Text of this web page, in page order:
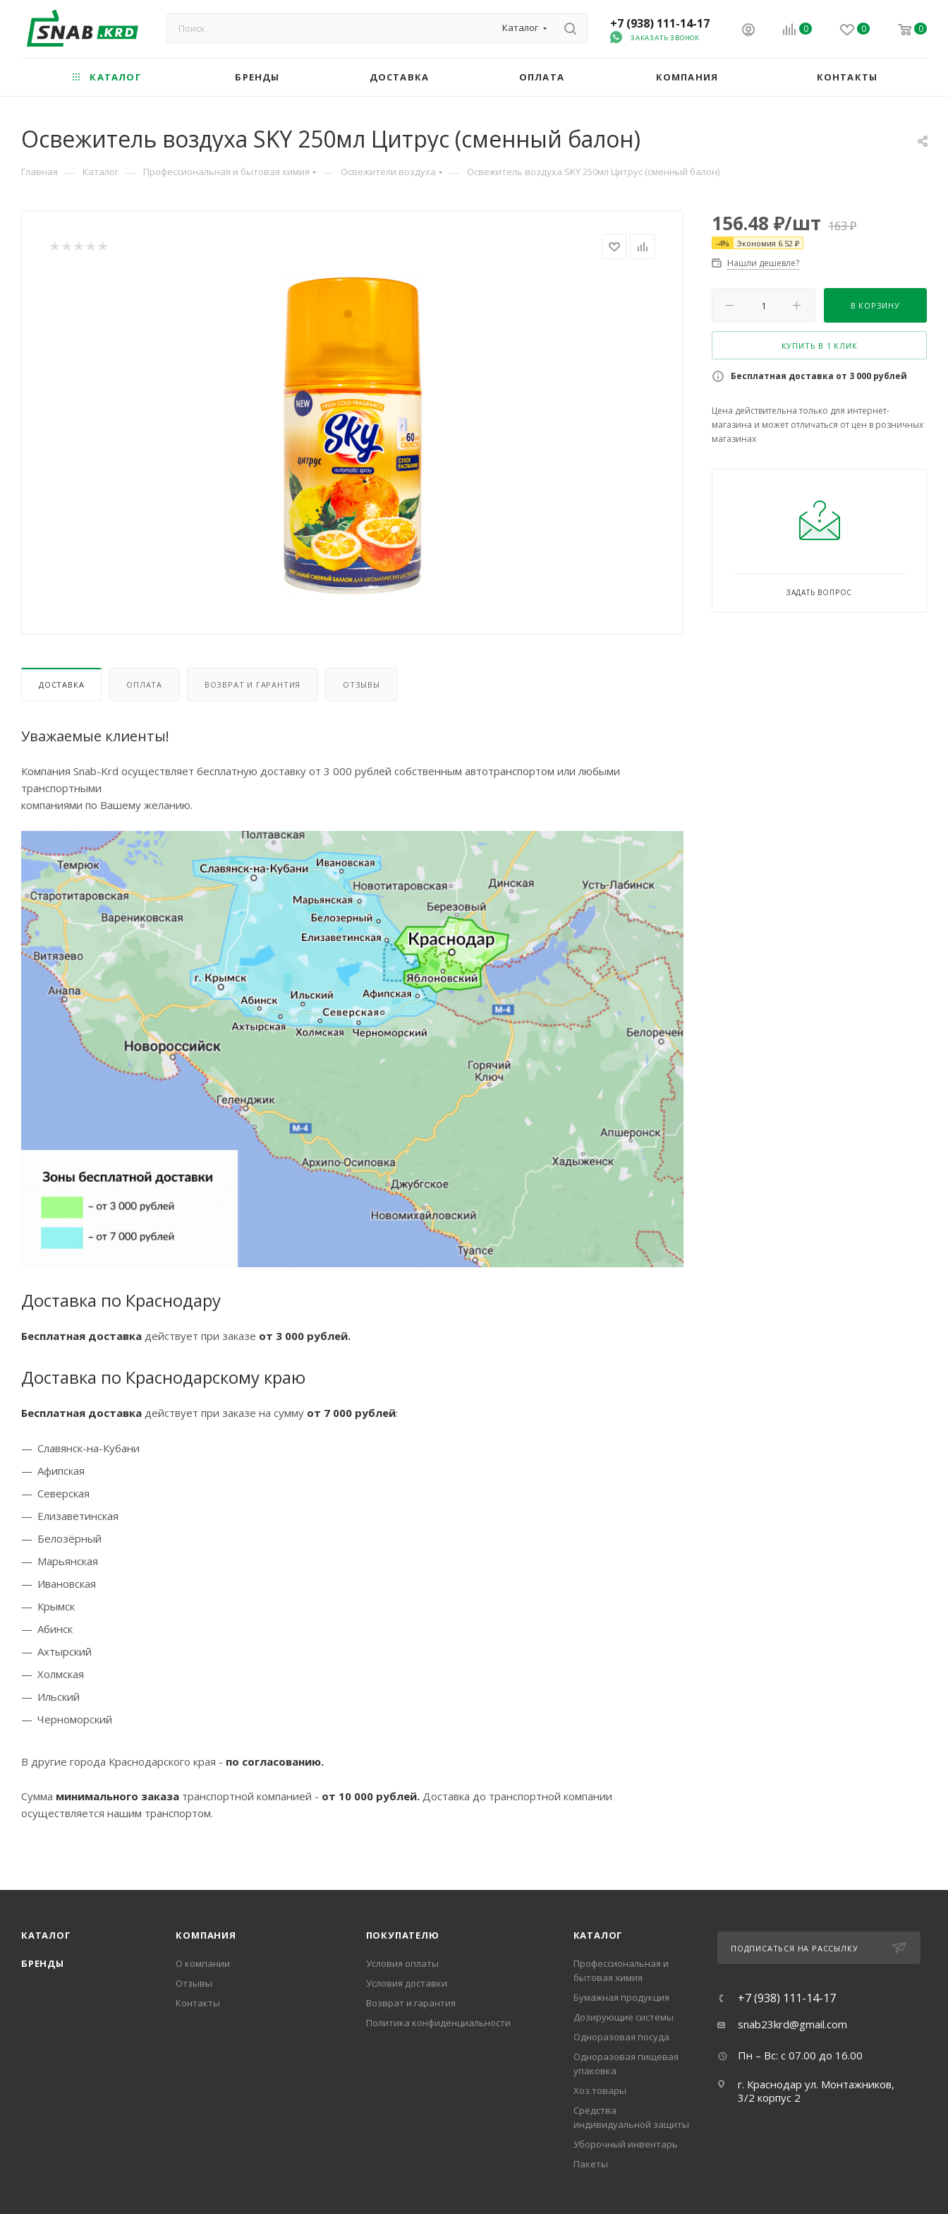
Каталог +7 (938) 111-14-17
ЗАКАЗАТЬ ЗВОНОК
0 0 0
КАТАЛОГ БРЕНДЫ ДОСТАВКА ОПЛАТА КОМПАНИЯ КОНТАКТЫ
Освежитель воздуха SKY 250мл Цитрус (сменный балон)
Главная — Каталог — Профессиональная и бытовая химия — Освежители воздуха — Освежитель воздуха SKY 250мл Цитрус (сменный балон)
ДОСТАВКА ОПЛАТА ВОЗВРАТ И ГАРАНТИЯ ОТЗЫВЫ
Уважаемые клиенты!
Компания Snab-Krd осуществляет бесплатную доставку от 3 000 рублей собственным автотранспортом или любыми
транспортными
компаниями по Вашему желанию.
Доставка по Краснодару
Бесплатная доставка действует при заказе от 3 000 рублей.
Доставка по Краснодарскому краю
Бесплатная доставка действует при заказе на сумму от 7 000 рублей:
Славянск-на-Кубани
Афипская
Северская
Елизаветинская
Белозёрный
Марьянская
Ивановская
Крымск
Абинск
Ахтырский
Холмская
Ильский
Черноморский
В другие города Краснодарского края - по согласованию.
Сумма минимального заказа транспортной компанией - от 10 000 рублей. Доставка до транспортной компании
осуществляется нашим транспортом.
156.48 ₽/шт 163₽
-4% Экономия 6.52 ₽
Нашли дешевле?
В КОРЗИНУ
КУПИТЬ В 1 КЛИК
Бесплатная доставка от 3 000 рублей
Цена действительна только для интернет-
магазина и может отличаться от цен в розничных
магазинах
ЗАДАТЬ ВОПРОС
КАТАЛОГ
БРЕНДЫ
КОМПАНИЯ
О компании
Отзывы
Контакты
ПОКУПАТЕЛЮ
Условия оплаты
Условия доставки
Возврат и гарантия
Политика конфиденциальности
КАТАЛОГ
Профессиональная и
бытовая химия
Бумажная продукция
Дозирующие системы
Одноразовая посуда
Одноразовая пищевая
упаковка
Хоз.товары
Средства
индивидуальной защиты
Уборочный инвентарь
Пакеты
ПОДПИСАТЬСЯ НА РАССЫЛКУ
+7 (938) 111-14-17
snab23krd@gmail.com
Пн – Вс: с 07.00 до 16.00
г. Краснодар ул. Монтажников,
3/2 корпус 2